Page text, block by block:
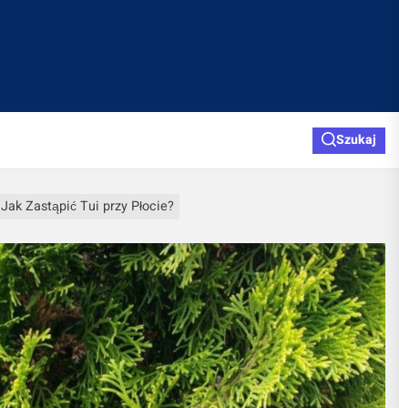
Szukaj
Jak Zastąpić Tui przy Płocie?